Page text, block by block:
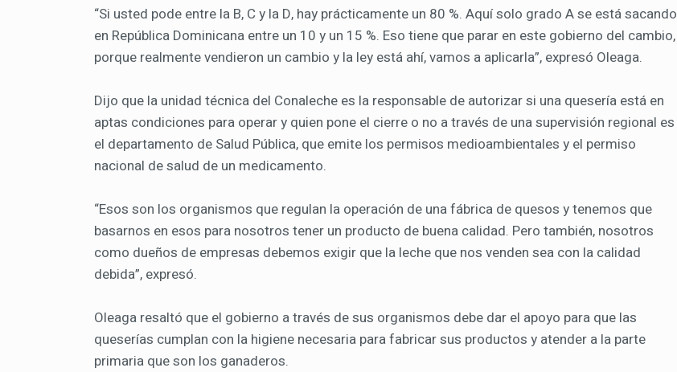
“Si usted pode entre la B, C y la D, hay prácticamente un 80 %. Aquí solo grado A se está sacando
en República Dominicana entre un 10 y un 15 %. Eso tiene que parar en este gobierno del cambio,
porque realmente vendieron un cambio y la ley está ahí, vamos a aplicarla”, expresó Oleaga.
Dijo que la unidad técnica del Conaleche es la responsable de autorizar si una quesería está en
aptas condiciones para operar y quien pone el cierre o no a través de una supervisión regional es
el departamento de Salud Pública, que emite los permisos medioambientales y el permiso
nacional de salud de un medicamento.
“Esos son los organismos que regulan la operación de una fábrica de quesos y tenemos que
basarnos en esos para nosotros tener un producto de buena calidad. Pero también, nosotros
como dueños de empresas debemos exigir que la leche que nos venden sea con la calidad
debida”, expresó.
Oleaga resaltó que el gobierno a través de sus organismos debe dar el apoyo para que las
queserías cumplan con la higiene necesaria para fabricar sus productos y atender a la parte
primaria que son los ganaderos.